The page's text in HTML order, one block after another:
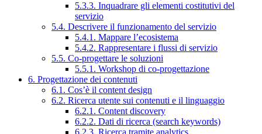
5.3.3. Inquadrare gli elementi costitutivi del
servizio
5.4. Descrivere il funzionamento del servizio
5.4.1. Mappare l’ecosistema
5.4.2. Rappresentare i flussi di servizio
5.5. Co-progettare le soluzioni
5.5.1. Workshop di co-progettazione
6. Progettazione dei contenuti
6.1. Cos’è il content design
6.2. Ricerca utente sui contenuti e il linguaggio
6.2.1. Content discovery
6.2.2. Dati di ricerca (search keywords)
6.2.3. Ricerca tramite analytics